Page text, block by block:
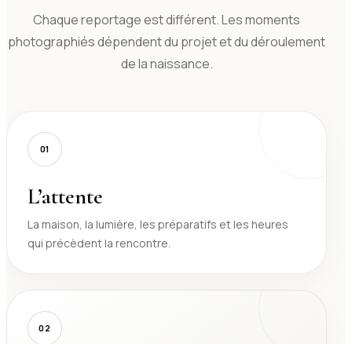
Chaque reportage est différent. Les moments
photographiés dépendent du projet et du déroulement
de la naissance.
01
L’attente
La maison, la lumière, les préparatifs et les heures
qui précèdent la rencontre.
02